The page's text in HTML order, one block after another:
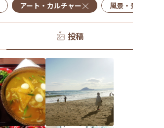
アート・カルチャー 風景・景色
投稿